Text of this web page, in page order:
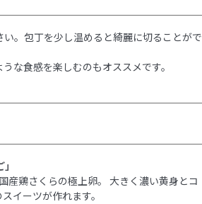
。包丁を少し温めると綺麗に切ることがで
な食感を楽しむのもオススメです。
産鶏さくらの極上卵。 大きく濃い黄身とコ
イーツが作れます。